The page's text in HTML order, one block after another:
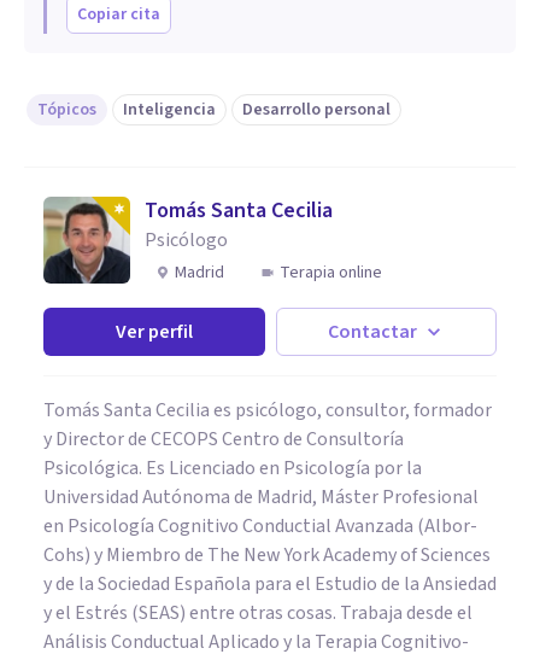
Copiar cita
Tópicos Inteligencia Desarrollo personal
Tomás Santa Cecilia
Psicólogo
Madrid Terapia online
Ver perfil Contactar
Tomás Santa Cecilia es psicólogo, consultor, formador
y Director de CECOPS Centro de Consultoría
Psicológica. Es Licenciado en Psicología por la
Universidad Autónoma de Madrid, Máster Profesional
en Psicología Cognitivo Conductial Avanzada (Albor-
Cohs) y Miembro de The New York Academy of Sciences
y de la Sociedad Española para el Estudio de la Ansiedad
y el Estrés (SEAS) entre otras cosas. Trabaja desde el
Análisis Conductual Aplicado y la Terapia Cognitivo-